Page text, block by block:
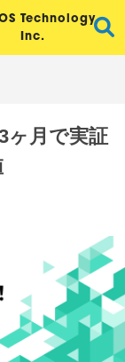
Technology,
Inc.
ヶ月で実証